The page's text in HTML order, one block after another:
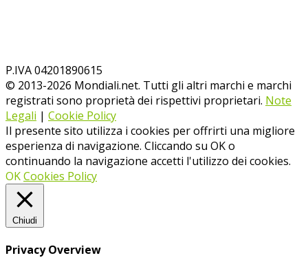
P.IVA 04201890615
© 2013-2026 Mondiali.net. Tutti gli altri marchi e marchi
registrati sono proprietà dei rispettivi proprietari. Note
Legali | Cookie Policy
Il presente sito utilizza i cookies per offrirti una migliore
esperienza di navigazione. Cliccando su OK o
continuando la navigazione accetti l'utilizzo dei cookies.
OKCookies Policy
Chiudi
Privacy Overview